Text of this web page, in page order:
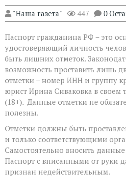
"Наша газета" 447 0
Паспорт гражданина РФ – это
удостоверяющий личность
быть лишних отметок.
возможность проставить лишь
отметки – номер ИНН и группу
юрист Ирина Сиваковка в своем
(18+). Данные отметки не
полезны.
Отметки должны быть
и только соответствующими
Самостоятельно вносить
Паспорт с вписанными от руки
признан недействительным.